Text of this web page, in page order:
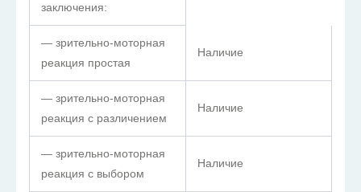
заключения:
— зрительно-моторная
реакция простая
Наличие
— зрительно-моторная
реакция с различением
Наличие
— зрительно-моторная
реакция с выбором
Наличие